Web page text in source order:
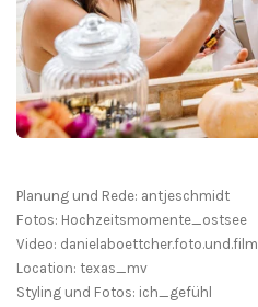
Planung und Rede: antjeschmidt
Fotos: Hochzeitsmomente_ostsee
Video: danielaboettcher.foto.und.film
Location: texas_mv
Styling und Fotos: ich_gefühl